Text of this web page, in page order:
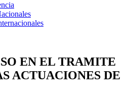
EN EL TRAMITE
ACTUACIONES DE